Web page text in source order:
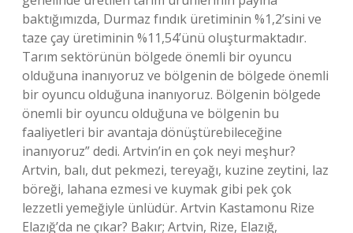
baktığımızda, Durmaz fındık üretiminin %1,2’sini ve
taze çay üretiminin %11,54’ünü oluşturmaktadır.
Tarım sektörünün bölgede önemli bir oyuncu
olduğuna inanıyoruz ve bölgenin de bölgede önemli
bir oyuncu olduğuna inanıyoruz. Bölgenin bölgede
önemli bir oyuncu olduğuna ve bölgenin bu
faaliyetleri bir avantaja dönüştürebileceğine
inanıyoruz” dedi. Artvin’in en çok neyi meşhur?
Artvin, balı, dut pekmezi, tereyağı, kuzine zeytini, laz
böreği, lahana ezmesi ve kuymak gibi pek çok
lezzetli yemeğiyle ünlüdür. Artvin Kastamonu Rize
Elazığ’da ne çıkar? Bakır; Artvin, Rize, Elazığ,